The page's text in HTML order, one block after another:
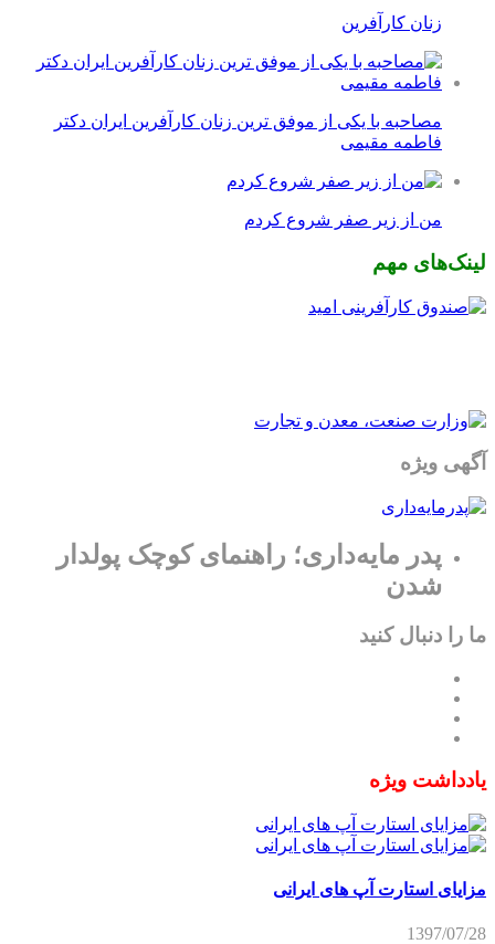
زنان کارآفرین
مصاحبه با یکی از موفق ترین زنان کارآفرین ایران دکتر
فاطمه مقیمی
من از زیر صفر شروع کردم
لینک‌های مهم
آگهی ویژه
پدر مایه‌داری؛ راهنمای کوچک پولدار
شدن
ما را دنبال کنید
یادداشت ویژه
مزایای استارت آپ های ایرانی
1397/07/28